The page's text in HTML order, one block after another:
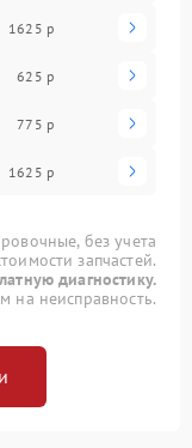
1625 р
625 р
775 р
1625 р
без учета
запчастей.
диагностику.
на неисправность.